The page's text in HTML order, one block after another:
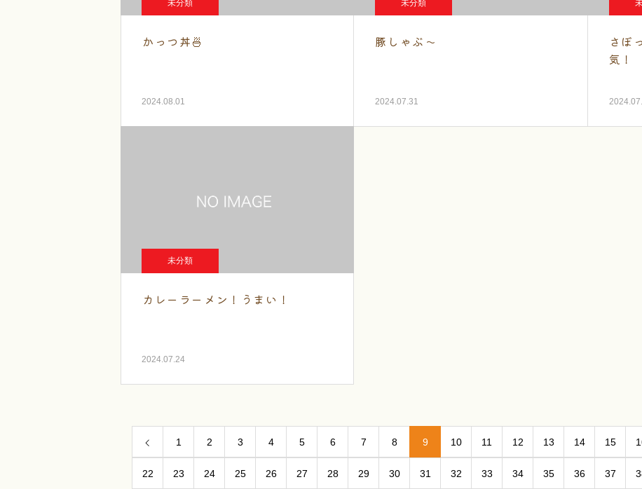
未分類
かっつ丼🍜
2024.08.01
未分類
豚しゃぶ～
2024.07.31
さぼ
気！
未分類
カレーラーメン！うまい！
2024.07.24
1 2 3 4 5 6 7 8 9 10 11 12 13 14 15
22 23 24 25 26 27 28 29 30 31 32 33 34 35 36 37